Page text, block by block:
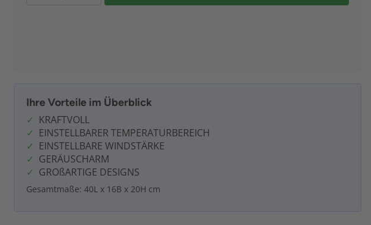
Ihre Vorteile im Überblick
KRAFTVOLL
EINSTELLBARER TEMPERATURBEREICH
EINSTELLBARE WINDSTÄRKE
GERÄUSCHARM
GROßARTIGE DESIGNS
Gesamtmaße: 40L x 16B x 20H cm